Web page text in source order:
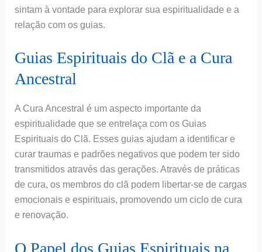
sintam à vontade para explorar sua espiritualidade e a
relação com os guias.
Guias Espirituais do Clã e a Cura
Ancestral
A Cura Ancestral é um aspecto importante da
espiritualidade que se entrelaça com os Guias
Espirituais do Clã. Esses guias ajudam a identificar e
curar traumas e padrões negativos que podem ter sido
transmitidos através das gerações. Através de práticas
de cura, os membros do clã podem libertar-se de cargas
emocionais e espirituais, promovendo um ciclo de cura
e renovação.
O Papel dos Guias Espirituais na